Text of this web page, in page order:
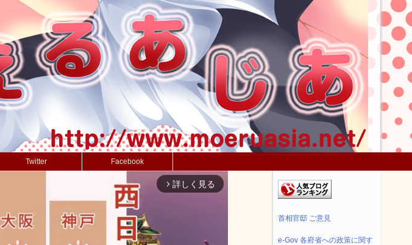
Twitter Facebook
arrow_forward_ios 詳しく見る
首相官邸 ご意見
e-Gov 各府省への政策に関す